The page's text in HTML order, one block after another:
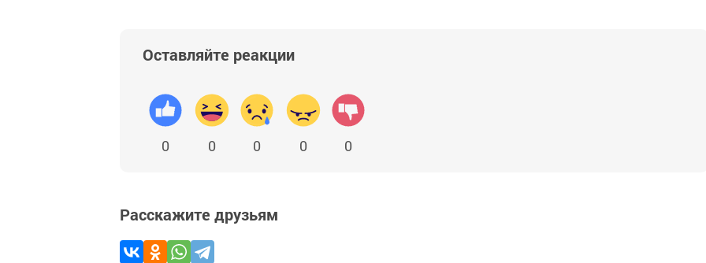
Оставляйте реакции
0 0 0 0 0
Расскажите друзьям